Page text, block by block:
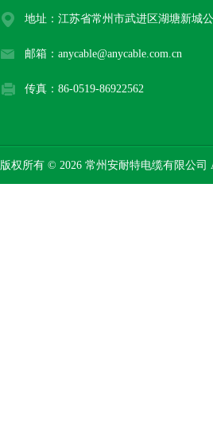
地址：江苏省常州市武进区湖塘新城
邮箱：anycable@anycable.com.cn
传真：86-0519-86922562
版权所有 © 2026 常州安耐特电缆有限公司